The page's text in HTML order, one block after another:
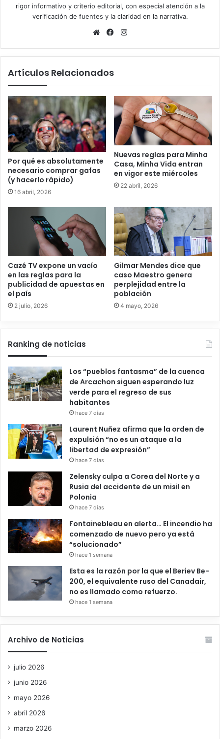
rigor informativo y criterio editorial, con especial atención a la
verificación de fuentes y la claridad en la narrativa.
Sitio
Facebook
Artículos Relacionados
Por qué es absolutamente
necesario comprar gafas
(y hacerlo rápido)
16 abril, 2026
Nuevas reglas para Minha
Casa, Minha Vida entran
en vigor este miércoles
22 abril, 2026
Cazé TV expone un vacío
en las reglas para la
publicidad de apuestas en
el país
2 julio, 2026
Gilmar Mendes dice que
caso Maestro genera
perplejidad entre la
población
4 mayo, 2026
Ranking de noticias
Los “pueblos fantasma” de la cuenca
de Arcachon siguen esperando luz
verde para el regreso de sus
habitantes
hace 7 días
Laurent Nuñez afirma que la orden de
expulsión “no es un ataque a la
libertad de expresión”
hace 7 días
Zelensky culpa a Corea del Norte y a
Rusia del accidente de un misil en
Polonia
hace 7 días
Fontainebleau en alerta… El incendio ha
comenzado de nuevo pero ya está
“solucionado”
hace 1 semana
Esta es la razón por la que el Beriev Be-
200, el equivalente ruso del Canadair,
no es llamado como refuerzo.
hace 1 semana
Archivo de Noticias
julio 2026
junio 2026
mayo 2026
abril 2026
marzo 2026